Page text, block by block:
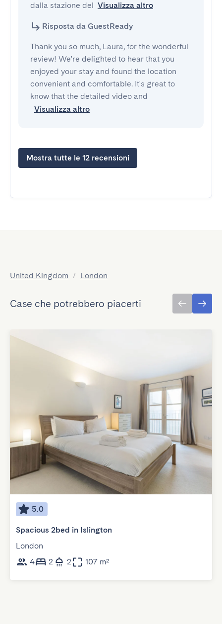
dalla stazione del Visualizza altro
Risposta da GuestReady
Thank you so much, Laura, for the wonderful
review! We're delighted to hear that you
enjoyed your stay and found the location
convenient and comfortable. It's great to
know that the detailed video and
Visualizza altro
Mostra tutte le 12 recensioni
United Kingdom / London
Case che potrebbero piacerti
5.0
Spacious 2bed in Islington
London
4
2 2 107 m²